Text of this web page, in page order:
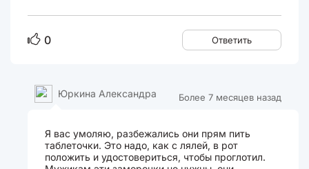
0 Ответить
Более 7 месяцев назад
Юркина Александра
Я вас умоляю, разбежались они прям пить
таблеточки. Это надо, как с лялей, в рот
положить и удостовериться, чтобы проглотил.